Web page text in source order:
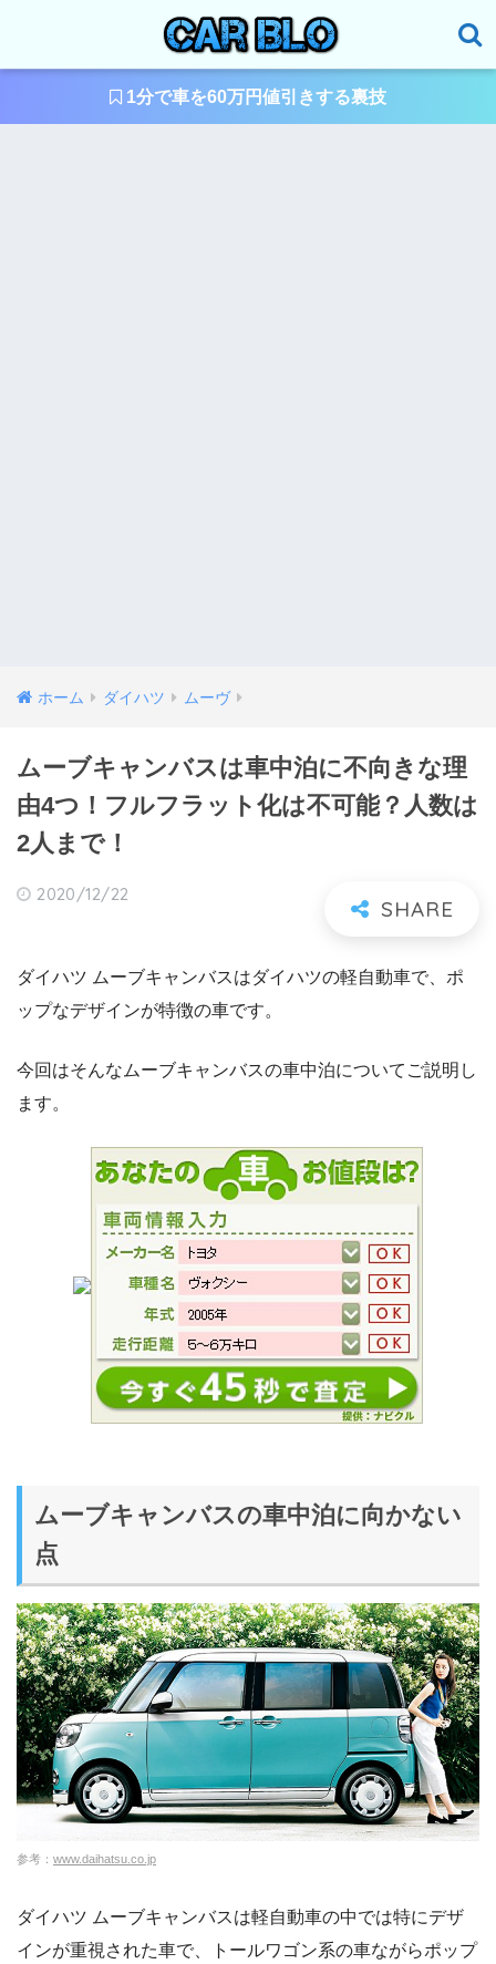
1分で車を60万円値引きする裏技
ホーム ダイハツ ムーヴ
ムーブキャンバスは車中泊に不向きな理
由4つ！フルフラット化は不可能？人数は
2人まで！
2020/12/22
ダイハツ ムーブキャンバスはダイハツの軽自動車で、ポ
ップなデザインが特徴の車です。
今回はそんなムーブキャンバスの車中泊についてご説明し
ます。
ムーブキャンバスの車中泊に向かない
点
参考： www.daihatsu.co.jp
ダイハツ ムーブキャンバスは軽自動車の中では特にデザ
インが重視された車で、トールワゴン系の車ながらポップ